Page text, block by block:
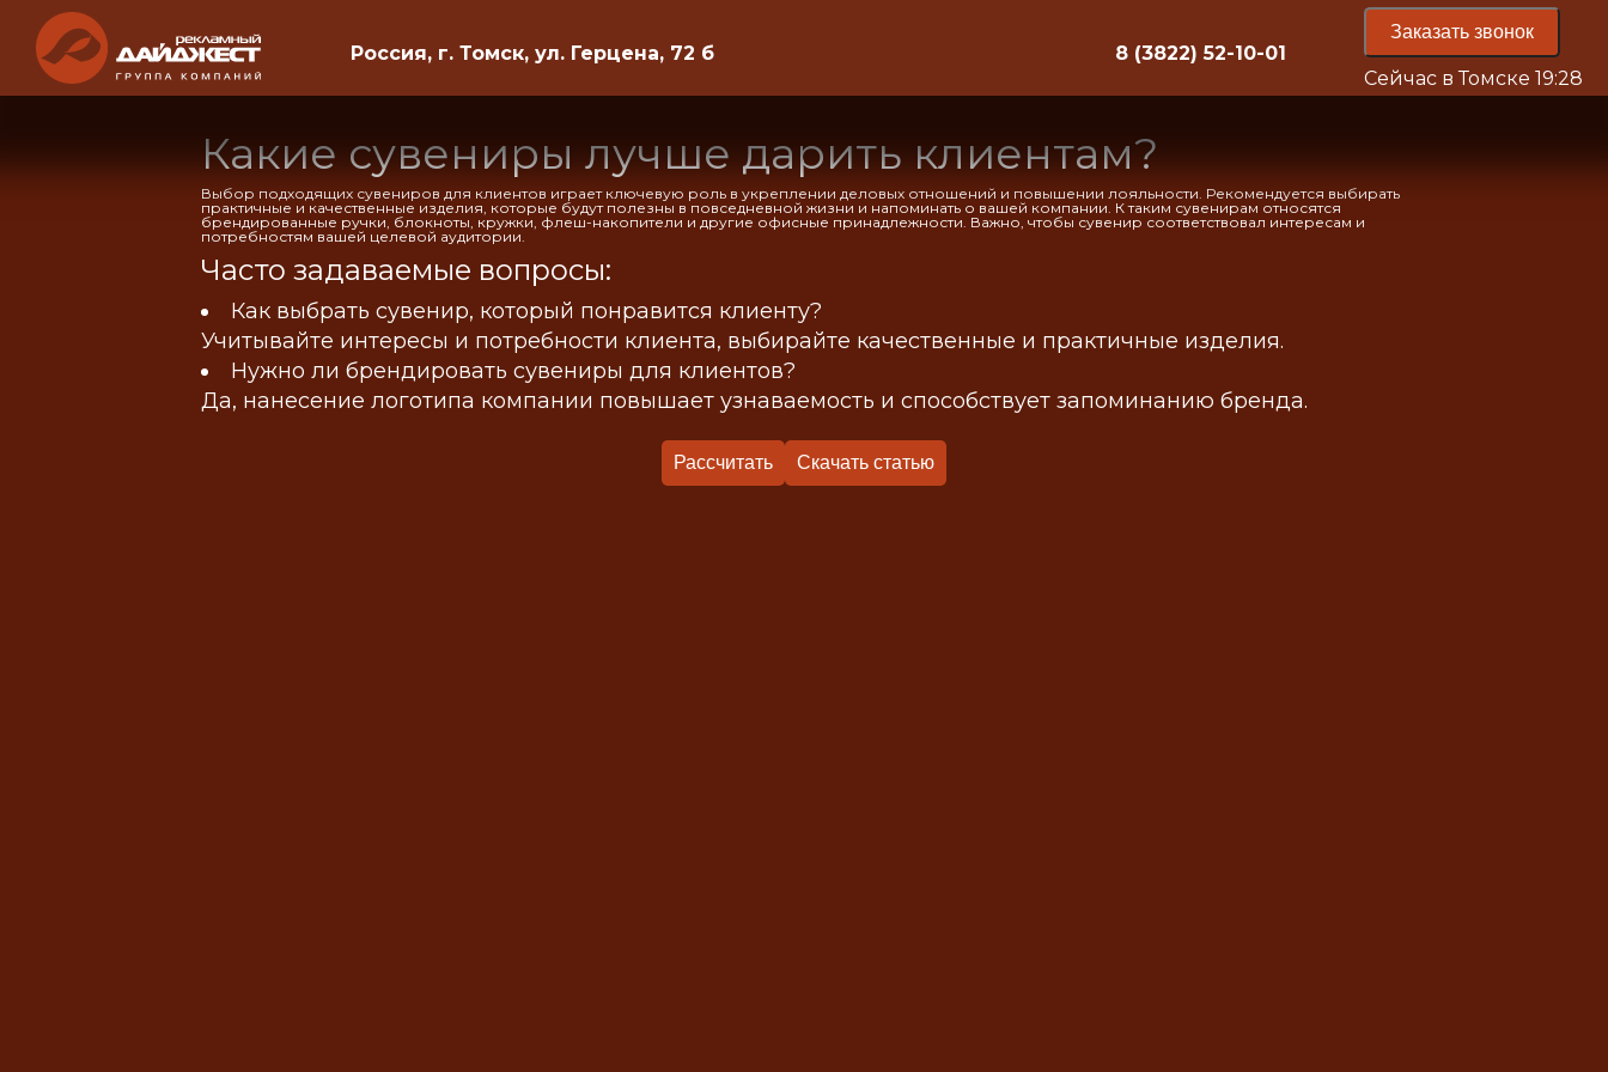
Россия, г. Томск, ул. Герцена, 72 б 8 (3822) 52-10-01
Заказать звонок
Сейчас в Томске 19:28
Какие сувениры лучше дарить клиентам?
Выбор подходящих сувениров для клиентов играет ключевую роль в укреплении деловых отношений и повышении лояльности. Рекомендуется выбирать
практичные и качественные изделия, которые будут полезны в повседневной жизни и напоминать о вашей компании. К таким сувенирам относятся
брендированные ручки, блокноты, кружки, флеш-накопители и другие офисные принадлежности. Важно, чтобы сувенир соответствовал интересам и
потребностям вашей целевой аудитории.
Часто задаваемые вопросы:
Как выбрать сувенир, который понравится клиенту?
Учитывайте интересы и потребности клиента, выбирайте качественные и практичные изделия.
Нужно ли брендировать сувениры для клиентов?
Да, нанесение логотипа компании повышает узнаваемость и способствует запоминанию бренда.
Рассчитать Скачать статью